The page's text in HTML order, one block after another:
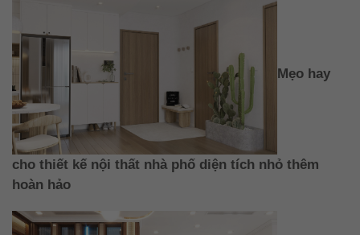
Mẹo hay
cho thiết kế nội thất nhà phố diện tích nhỏ thêm
hoàn hảo